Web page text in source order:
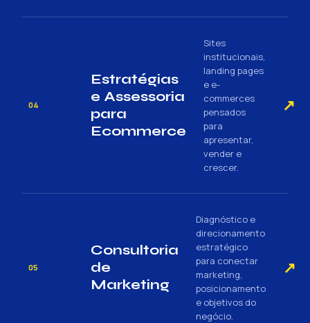
04
Estratégias
e Assessoria
para
Ecommerce
Sites
institucionais,
landing pages
e e-
commerces
pensados
para
apresentar,
vender e
crescer.
↗
05
Consultoria
de
Marketing
Diagnóstico e
direcionamento
estratégico
para conectar
marketing,
posicionamento
e objetivos do
negócio.
↗